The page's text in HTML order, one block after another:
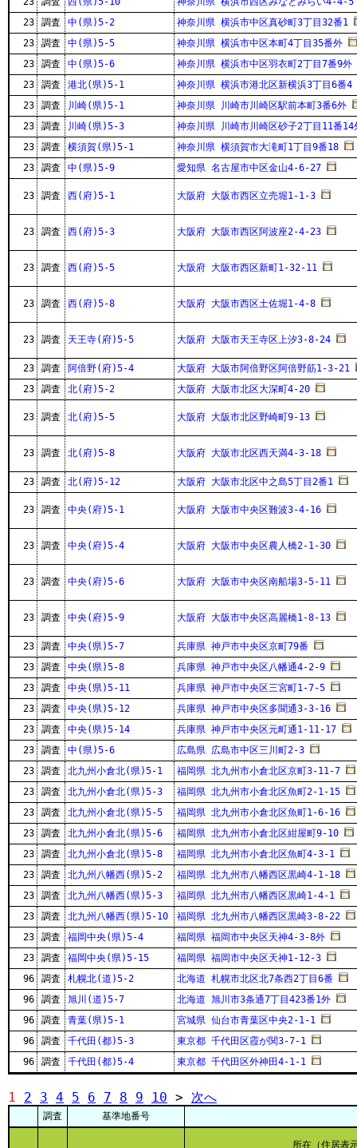
23
調査 中(県)5-2
神奈川県 横浜市中区真砂町3丁目32番1
23
調査 中(県)5-5
神奈川県 横浜市中区本町4丁目35番外
23
調査 中(県)5-6
神奈川県 横浜市中区羽衣町2丁目7番9外
23
調査 港北(県)5-1
神奈川県 横浜市港北区新横浜3丁目6番4
23
調査 川崎(県)5-1
神奈川県 川崎市川崎区駅前本町3番6外
23
調査 川崎(県)5-3
神奈川県 川崎市川崎区砂子2丁目11番14
23
調査 横須賀(県)5-1
神奈川県 横須賀市大滝町1丁目9番18
23
調査 中(県)5-9 愛知県 名古屋市中区金山4-6-27
23 調査 西(府)5-1 大阪府 大阪市西区立売堀1-1-3
23 調査 西(府)5-3 大阪府 大阪市西区阿波座2-4-23
23 調査 西(府)5-5 大阪府 大阪市西区新町1-32-11
23 調査 西(府)5-8 大阪府 大阪市西区土佐堀1-4-8
23 調査 天王寺(府)5-5 大阪府 大阪市天王寺区上汐3-8-24
23 調査 阿倍野(府)5-4
大阪府 大阪市阿倍野区阿倍野筋1-3-21
23
調査 北(府)5-2 大阪府 大阪市北区大深町4-20
23 調査 北(府)5-5 大阪府 大阪市北区野崎町9-13
23 調査 北(府)5-8 大阪府 大阪市北区西天満4-3-18
23 調査 北(府)5-12 大阪府 大阪市北区中之島5丁目2番1
23 調査 中央(府)5-1 大阪府 大阪市中央区難波3-4-16
23 調査 中央(府)5-4 大阪府 大阪市中央区農人橋2-1-30
23 調査 中央(府)5-6 大阪府 大阪市中央区南船場3-5-11
23 調査 中央(府)5-9 大阪府 大阪市中央区高麗橋1-8-13
23 調査 中央(県)5-7
兵庫県 神戸市中央区京町79番
23
調査 中央(県)5-8
兵庫県 神戸市中央区八幡通4-2-9
23
調査 中央(県)5-11
兵庫県 神戸市中央区三宮町1-7-5
23
調査 中央(県)5-12
兵庫県 神戸市中央区多聞通3-3-16
23
調査 中央(県)5-14
兵庫県 神戸市中央区元町通1-11-17
23
調査 中(県)5-6
広島県 広島市中区三川町2-3
23
調査 北九州小倉北(県)5-1
福岡県 北九州市小倉北区京町3-11-7
23
調査 北九州小倉北(県)5-3
福岡県 北九州市小倉北区魚町2-1-15
23
調査 北九州小倉北(県)5-5
福岡県 北九州市小倉北区魚町1-6-16
23
調査 北九州小倉北(県)5-6
福岡県 北九州市小倉北区紺屋町9-10
23
調査 北九州小倉北(県)5-8
福岡県 北九州市小倉北区魚町4-3-1
23
調査 北九州八幡西(県)5-2
福岡県 北九州市八幡西区黒崎4-1-18
23
調査 北九州八幡西(県)5-3
福岡県 北九州市八幡西区黒崎1-4-1
23
調査 北九州八幡西(県)5-10
福岡県 北九州市八幡西区黒崎3-8-22
23
調査 福岡中央(県)5-4
福岡県 福岡市中央区天神4-3-8外
23
調査 福岡中央(県)5-15
福岡県 福岡市中央区天神1-12-3
96
調査 札幌北(道)5-2
北海道 札幌市北区北7条西2丁目6番
96
調査 旭川(道)5-7
北海道 旭川市3条通7丁目423番1外
96
調査 青葉(県)5-1
宮城県 仙台市青葉区中央2-1-1
96
調査 千代田(都)5-3
東京都 千代田区霞が関3-7-1
96
調査 千代田(都)5-4 東京都 千代田区外神田4-1-1
1 2 3 4 5 6 7 8 9 10 > 次へ
調査 基準地番号
所在（住居表